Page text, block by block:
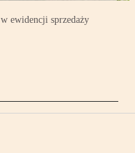
ewidencji sprzedaży